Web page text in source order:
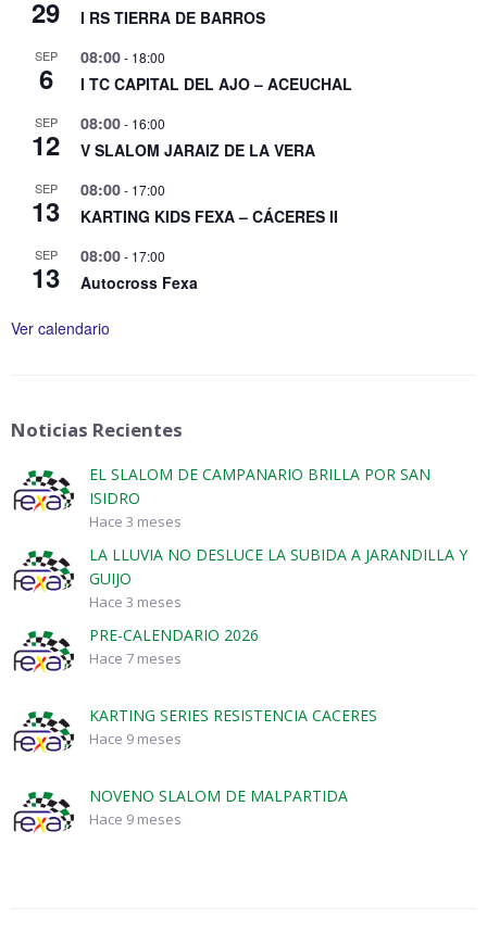
29 I RS TIERRA DE BARROS
SEP
6
08:00- 18:00
I TC CAPITAL DEL AJO – ACEUCHAL
SEP
12
08:00- 16:00
V SLALOM JARAIZ DE LA VERA
SEP
13
08:00- 17:00
KARTING KIDS FEXA – CÁCERES II
SEP
13
08:00- 17:00
Autocross Fexa
Ver calendario
Noticias Recientes
EL SLALOM DE CAMPANARIO BRILLA POR SAN
ISIDRO
Hace 3 meses
LA LLUVIA NO DESLUCE LA SUBIDA A JARANDILLA Y
GUIJO
Hace 3 meses
PRE-CALENDARIO 2026
Hace 7 meses
KARTING SERIES RESISTENCIA CACERES
Hace 9 meses
NOVENO SLALOM DE MALPARTIDA
Hace 9 meses